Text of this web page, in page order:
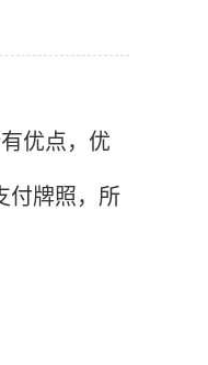
优点，优
付牌照，所